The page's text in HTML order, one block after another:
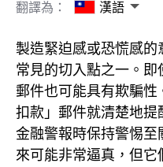
翻譯為： 漢語
製造緊迫感或恐慌感
常見的切入點之一。
郵件也可能具有欺騙
扣款」郵件就清楚地
金融警報時保持警惕
來可能非常逼真，但